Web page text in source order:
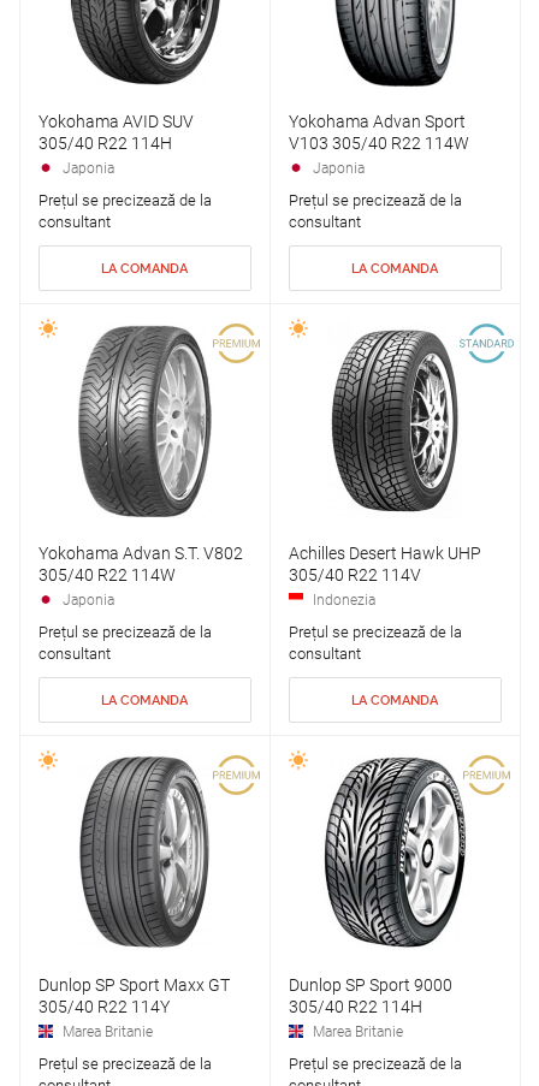
Yokohama AVID SUV
305/40 R22 114H
Japonia
Prețul se precizează de la
consultant
LA COMANDA
Yokohama Advan Sport
V103 305/40 R22 114W
Japonia
Prețul se precizează de la
consultant
LA COMANDA
Yokohama Advan S.T. V802
305/40 R22 114W
Japonia
Prețul se precizează de la
consultant
LA COMANDA
Achilles Desert Hawk UHP
305/40 R22 114V
Indonezia
Prețul se precizează de la
consultant
LA COMANDA
Dunlop SP Sport Maxx GT
305/40 R22 114Y
Marea Britanie
Prețul se precizează de la
Dunlop SP Sport 9000
305/40 R22 114H
Marea Britanie
Prețul se precizează de la